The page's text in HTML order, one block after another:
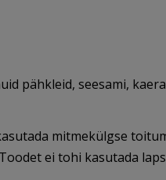
pähkleid, seesami,
mitmekülgse
ei tohi kasutada